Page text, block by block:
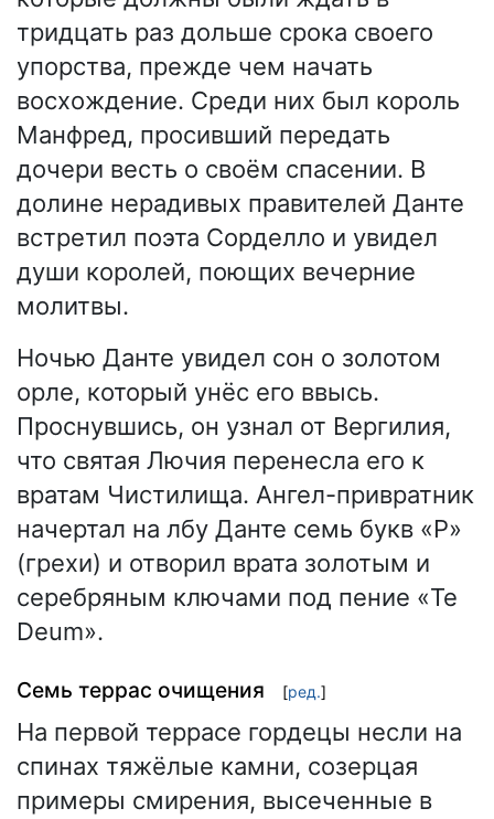
тридцать раз дольше срока своего
упорства, прежде чем начать
восхождение. Среди них был король
Манфред, просивший передать
дочери весть о своём спасении. В
долине нерадивых правителей Данте
встретил поэта Сорделло и увидел
души королей, поющих вечерние
молитвы.
Ночью Данте увидел сон о золотом
орле, который унёс его ввысь.
Проснувшись, он узнал от Вергилия,
что святая Лючия перенесла его к
вратам Чистилища. Ангел-привратник
начертал на лбу Данте семь букв «P»
(грехи) и отворил врата золотым и
серебряным ключами под пение «Te
Deum».
Семь террас очищения [ред.]
На первой террасе гордецы несли на
спинах тяжёлые камни, созерцая
примеры смирения, высеченные в